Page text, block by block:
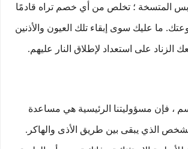
المتسخة ؛ تخلص من أي خصم تراه قادمًا
ما عليك سوى إبقاء تلك العيون والأذنين
الزناد على استعداد لإطلاق النار عليهم.
، فإن مسؤوليتنا الرئيسية هي مساعدة
الذي يبقى بين طريق الأذى والهاكر.